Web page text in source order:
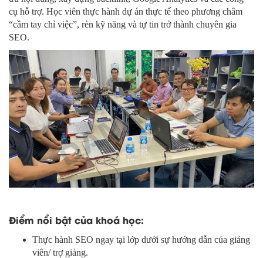
cụ hỗ trợ. Học viên thực hành dự án thực tế theo phương châm
“cầm tay chỉ việc”, rèn kỹ năng và tự tin trở thành chuyên gia
SEO.
Điểm nổi bật của khoá học:
Thực hành SEO ngay tại lớp dưới sự hướng dẫn của giảng
viên/ trợ giảng.